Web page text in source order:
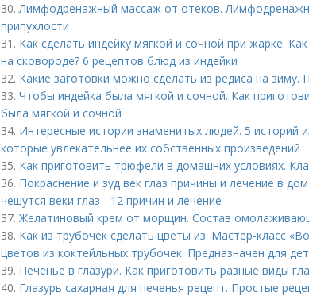
30.Лимфодренажный массаж от отеков.
припухлости
31. Как сделать индейку мягкой и сочной при жарке.
на сковороде? 6 рецептов блюд из индейки
32. Какие заготовки можно сделать из редиса на зиму.
33. Чтобы индейка была мягкой и сочной. Как
была мягкой и сочной
34. Интересные истории знаменитых людей. 5 историй
которые увлекательнее их собственных произведений
35. Как приготовить трюфели в домашних условиях.
36. Покраснение и зуд век глаз причины и лечение в
чешутся веки глаз - 12 причин и лечение
37.Желатиновый крем от морщин. Состав
38. Как из трубочек сделать цветы из. Мастер-класс
цветов из коктейльных трубочек. Предназначен для
39. Печенье в глазури. Как приготовить разные виды
40. Глазурь сахарная для печенья рецепт. Простые